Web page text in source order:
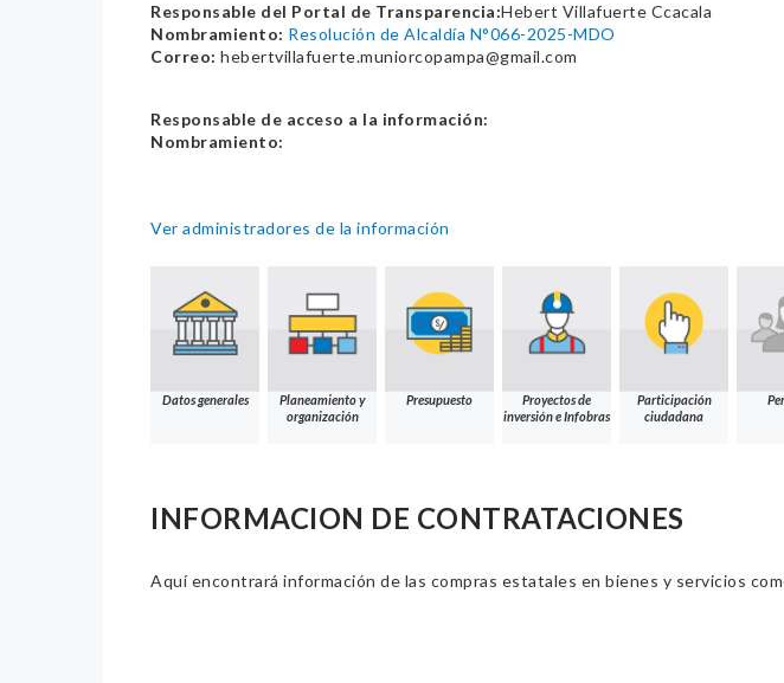
Responsable del Portal de Transparencia:Hebert Villafuerte Ccacala
Nombramiento: Resolución de Alcaldía N°066-2025-MDO
Correo: hebertvillafuerte.muniorcopampa@gmail.com
Responsable de acceso a la información:
Nombramiento:
Ver administradores de la información
Datos generales
Planeamiento y
organización
Presupuesto
Proyectos de
inversión e Infobras
Participación
ciudadana
INFORMACION DE CONTRATACIONES
Aquí encontrará información de las compras estatales en bienes y servicios